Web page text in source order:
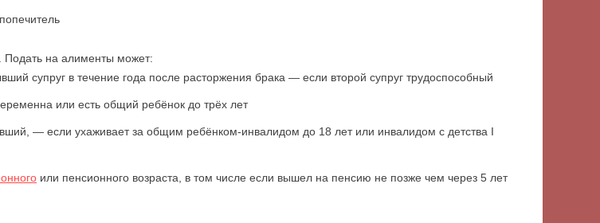
на алименты может:
супруг в течение года после расторжения брака — если второй супруг трудоспособный
или есть общий ребёнок до трёх лет
— если ухаживает за общим ребёнком-инвалидом до 18 лет или инвалидом с детства I
или пенсионного возраста, в том числе если вышел на пенсию не позже чем через 5 лет